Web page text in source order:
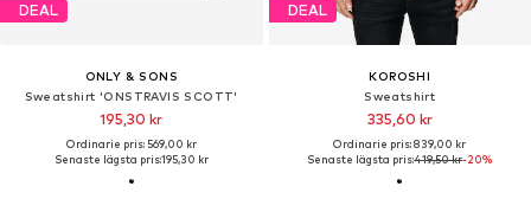
DEAL
ONLY & SONS
Sweatshirt 'ONSTRAVIS SCOTT'
195,30 kr
Ordinarie pris: 569,00 kr
Senaste lägsta pris:195,30 kr
DEAL
KOROSHI
Sweatshirt
335,60 kr
Ordinarie pris: 839,00 kr
Senaste lägsta pris:419,50 kr-20%